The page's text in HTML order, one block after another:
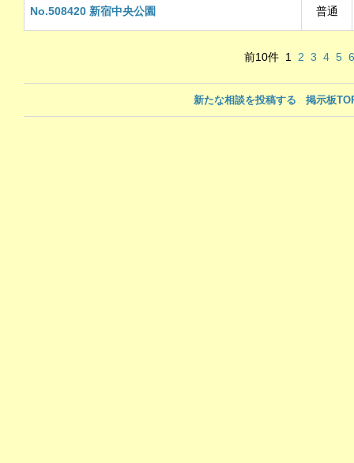
No.508420 新宿中央公園 普通
前10件 1 2 3 4 5 6
新たな相談を投稿する 掲示板